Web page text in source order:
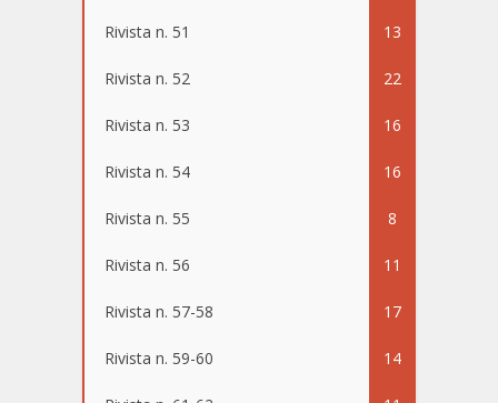
Rivista n. 51 13
Rivista n. 52 22
Rivista n. 53 16
Rivista n. 54 16
Rivista n. 55 8
Rivista n. 56 11
Rivista n. 57-58 17
Rivista n. 59-60 14